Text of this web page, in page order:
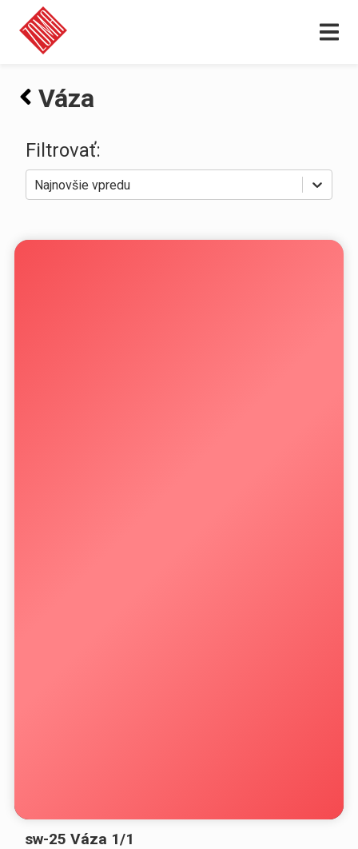
Váza
Filtrovať:
Najnovšie vpredu
sw-25 Váza 1/1